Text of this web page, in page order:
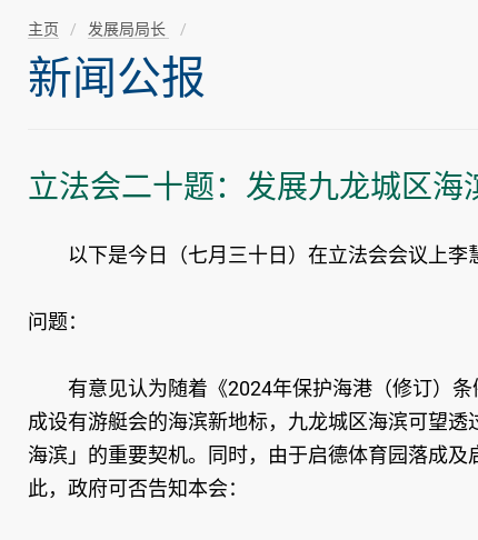
主页 发展局局长
新闻公报
立法会二十题：发展九龙城区海
以下是今日（七月三十日）在立法会会议上李
问题：
有意见认为随着《2024年保护海港（修订）条
成设有游艇会的海滨新地标，九龙城区海滨可望
海滨」的重要契机。同时，由于启德体育园落成
此，政府可否告知本会：